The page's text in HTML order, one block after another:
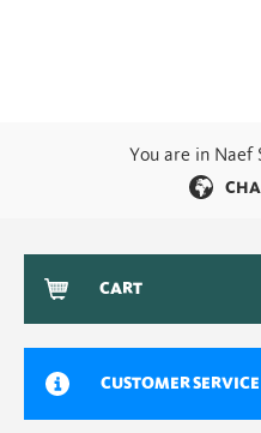
You are in Naef
CART
CUSTOMER SERVICE